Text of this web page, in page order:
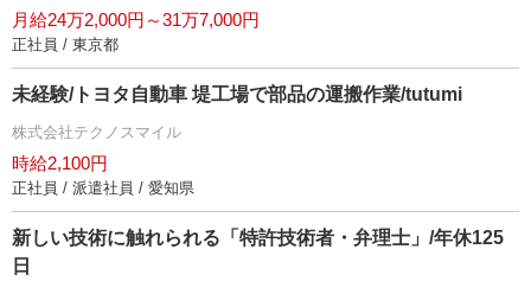
月給24万2,000円～31万7,000円
正社員 / 東京都
未経験/トヨタ自動車 堤工場で部品の運搬作業/tutumi
株式会社テクノスマイル
時給2,100円
正社員 / 派遣社員 / 愛知県
新しい技術に触れられる「特許技術者・弁理士」/年休125
日